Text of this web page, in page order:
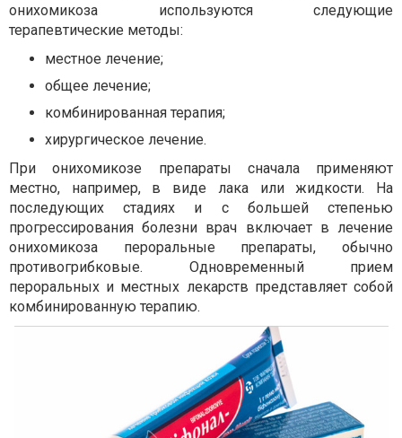
онихомикоза используются следующие
терапевтические методы:
местное лечение;
общее лечение;
комбинированная терапия;
хирургическое лечение.
При онихомикозе препараты сначала применяют
местно, например, в виде лака или жидкости. На
последующих стадиях и с большей степенью
прогрессирования болезни врач включает в лечение
онихомикоза пероральные препараты, обычно
противогрибковые. Одновременный прием
пероральных и местных лекарств представляет собой
комбинированную терапию.